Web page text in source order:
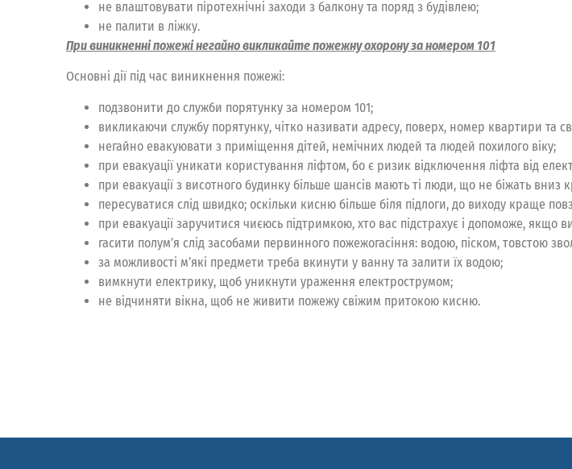
не влаштовувати піротехнічні заходи з балкону та поряд з будівлею;
не палити в ліжку.
При виникненні пожежі негайно викликайте пожежну охорону за номером 101
Основні дії під час виникнення пожежі:
подзвонити до служби порятунку за номером 101;
викликаючи службу порятунку, чітко називати адресу, поверх, номер квартири та
негайно евакуювати з приміщення дітей, немічних людей та людей похилого віку;
при евакуації уникати користування ліфтом, бо є ризик відключення ліфта від
при евакуації з висотного будинку більше шансів мають ті люди, що не біжать вниз
пересуватися слід швидко; оскільки кисню більше біля підлоги, до виходу краще
при евакуації заручитися чиєюсь підтримкою, хто вас підстрахує і допоможе, якщо
гасити полум’я слід засобами первинного пожежогасіння: водою, піском, товстою
за можливості м’які предмети треба вкинути у ванну та залити їх водою;
вимкнути електрику, щоб уникнути ураження електрострумом;
не відчиняти вікна, щоб не живити пожежу свіжим притокою кисню.